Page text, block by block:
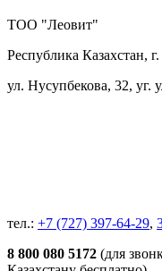
ТОО "Леовит"
Республика Казахстан,
ул. Нусупбекова, 32, уг.
тел.: +7 (727) 397-64-29,
8 800 080 5172 (для